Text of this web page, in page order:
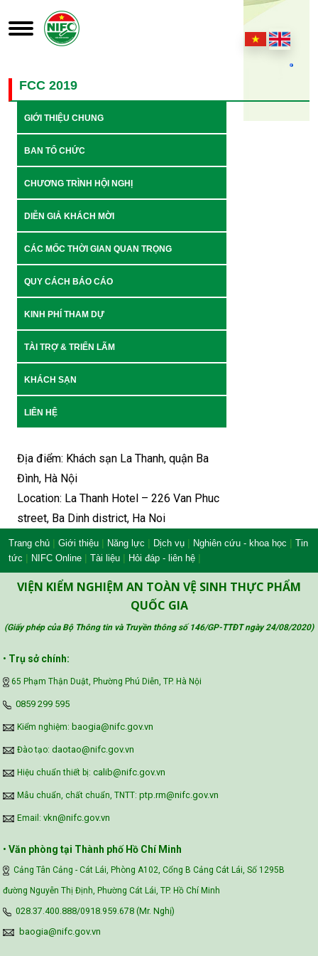
FCC 2019
GIỚI THIỆU CHUNG
BAN TỔ CHỨC
CHƯƠNG TRÌNH HỘI NGHỊ
DIỄN GIẢ KHÁCH MỜI
CÁC MỐC THỜI GIAN QUAN TRỌNG
QUY CÁCH BÁO CÁO
KINH PHÍ THAM DỰ
TÀI TRỢ & TRIỂN LÃM
KHÁCH SẠN
LIÊN HỆ
Địa điểm: Khách sạn La Thanh, quận Ba
Đình, Hà Nội
Location: La Thanh Hotel – 226 Van Phuc
street, Ba Dinh district, Ha Noi
Trang chủ | Giới thiệu | Năng lực | Dịch vụ | Nghiên cứu - khoa học | Tin
tức | NIFC Online | Tài liệu | Hỏi đáp - liên hệ |
VIỆN KIỂM NGHIỆM AN TOÀN VỆ SINH THỰC PHẨM
QUỐC GIA
(Giấy phép của Bộ Thông tin và Truyền thông số 146/GP-TTĐT ngày 24/08/2020)
• Trụ sở chính:
65 Phạm Thận Duật, Phường Phú Diễn, TP. Hà Nội
‪0859 299 595‬
Kiểm nghiệm: baogia@nifc.gov.vn
Đào tạo: daotao@nifc.gov.vn
Hiệu chuẩn thiết bị: calib@nifc.gov.vn
Mẫu chuẩn, chất chuẩn, TNTT: ptp.rm@nifc.gov.vn
Email: vkn@nifc.gov.vn
• Văn phòng tại Thành phố Hồ Chí Minh
Cảng Tân Cảng - Cát Lái, Phòng A102, Cổng B Cảng Cát Lái, Số 1295B
đường Nguyễn Thị Định, Phường Cát Lái, TP. Hồ Chí Minh
028.37.400.888/0918.959.678 (Mr. Nghị)
baogia@nifc.gov.vn